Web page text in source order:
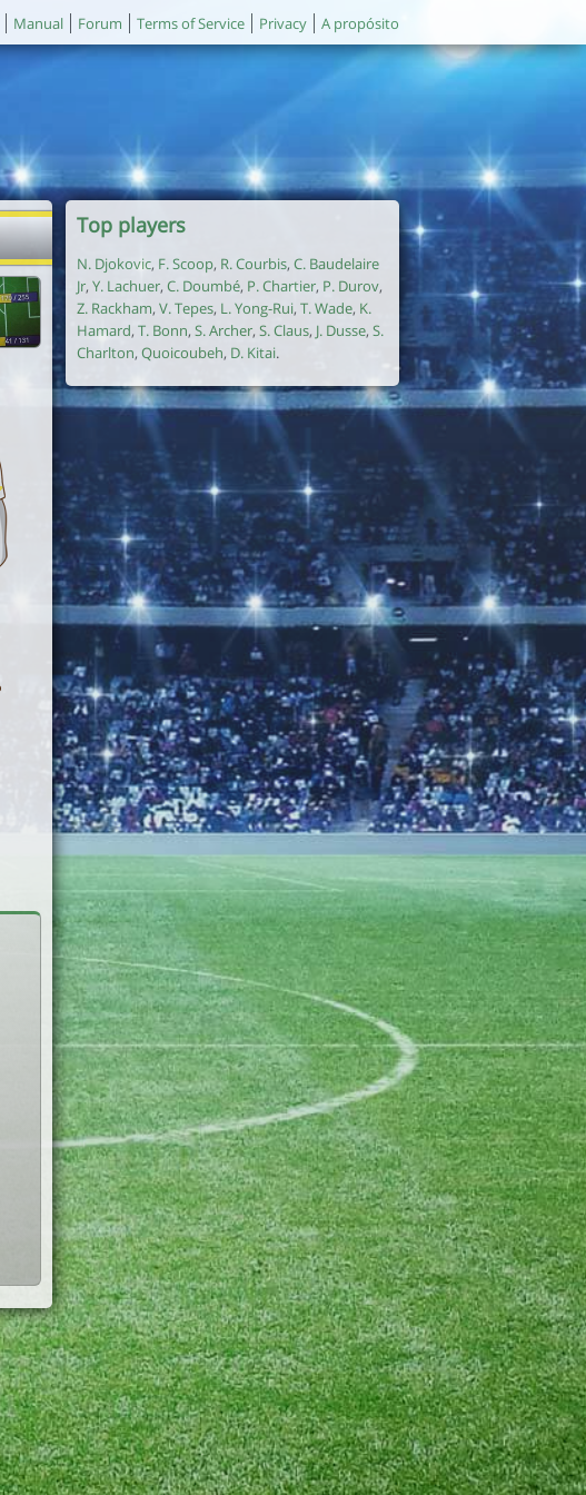
Manual Forum Terms of Service Privacy A propósito
Top players
N. Djokovic, F. Scoop, R. Courbis, C. Baudelaire
Jr, Y. Lachuer, C. Doumbé, P. Chartier, P. Durov,
Z. Rackham, V. Tepes, L. Yong-Rui, T. Wade, K.
Hamard,T. Bonn, S. Archer, S. Claus, J. Dusse, S.
Charlton, Quoicoubeh, D. Kitai.